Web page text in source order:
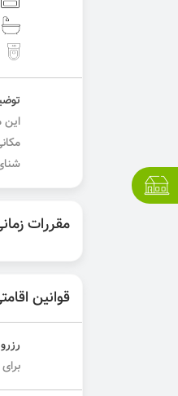
مقررات
قوانین
رزرو